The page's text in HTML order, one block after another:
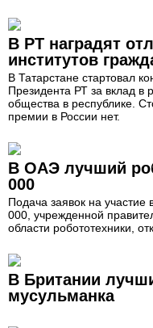
В РТ наградят
институтов
В Татарстане стартовал
Президента РТ за вклад в
общества в республике.
премии в России нет.
В ОАЭ лучший
000
Подача заявок на
000, учрежденной
области робототехники,
В Британии
мусульманка